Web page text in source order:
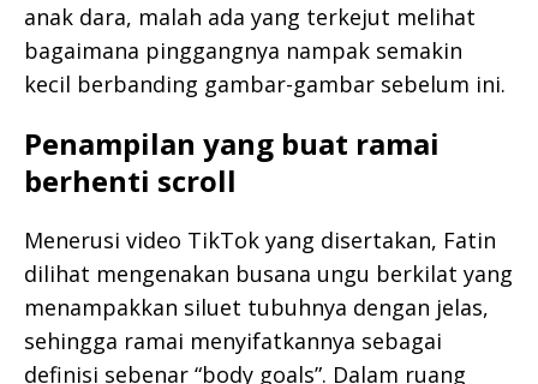
anak dara, malah ada yang terkejut melihat
bagaimana pinggangnya nampak semakin
kecil berbanding gambar-gambar sebelum ini.
Penampilan yang buat ramai
berhenti scroll
Menerusi video TikTok yang disertakan, Fatin
dilihat mengenakan busana ungu berkilat yang
menampakkan siluet tubuhnya dengan jelas,
sehingga ramai menyifatkannya sebagai
definisi sebenar “body goals”. Dalam ruang